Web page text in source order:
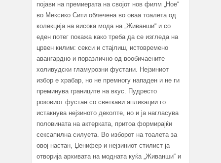
појави на премиерата на својот нов филм „Ное“
во Мексико Сити облечена во оваа тоалета од
колекција на висока мода на „Живанши“ и со
еден потег покажа како треба да се изгледа на
црвен килим: секси и стајлиш, истовремено
авангардно и поразлично од вообичаените
холивудски гламурозни фустани. Нејзиниот
избор е храбар, но не премногу нападен и не ги
преминува границите на вкус. Пудресто
розовиот фустан со светкави апликации го
истакнува нејзиното деколте, но и ја нагласува
половината на актерката, притоа формирајќи
сексапилна силуета. Во изборот на тоалета за
овој настан, Џенифер и нејзиниот стилист ја
отворија архивата на модната куќа „Живанши“ и